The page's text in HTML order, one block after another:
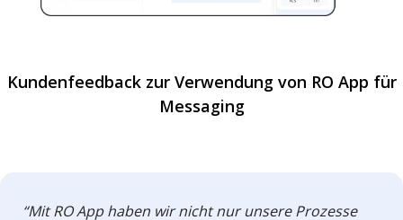
Kundenfeedback zur Verwendung von RO App für
Messaging
“Mit RO App haben wir nicht nur unsere Prozesse